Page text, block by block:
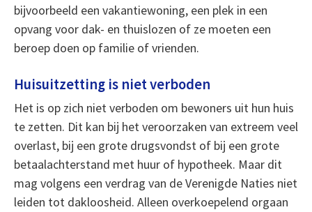
bijvoorbeeld een vakantiewoning, een plek in een
opvang voor dak- en thuislozen of ze moeten een
beroep doen op familie of vrienden.
Huisuitzetting is niet verboden
Het is op zich niet verboden om bewoners uit hun huis
te zetten. Dit kan bij het veroorzaken van extreem veel
overlast, bij een grote drugsvondst of bij een grote
betaalachterstand met huur of hypotheek. Maar dit
mag volgens een verdrag van de Verenigde Naties niet
leiden tot dakloosheid. Alleen overkoepelend orgaan